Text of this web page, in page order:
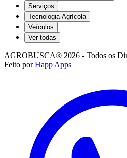
Serviços
Tecnologia Agrícola
Veículos
Ver todas
AGROBUSCA® 2026 - Todos os
Feito por Happ Apps